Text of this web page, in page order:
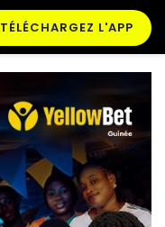
TÉLÉCHARGEZ L'APP